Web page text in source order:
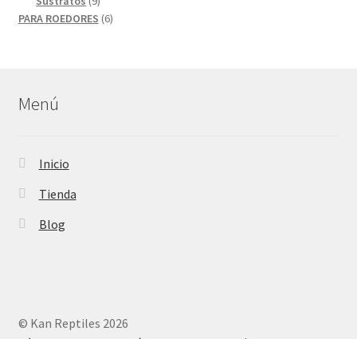
productos
PARA ROEDORES 66
Menú
Inicio
Tienda
Blog
© Kan Reptiles 2026